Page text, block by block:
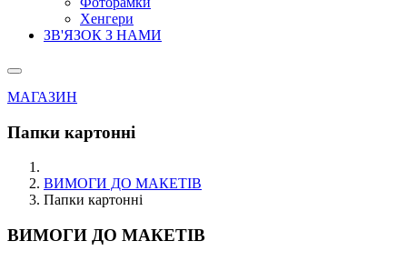
Хенгери
ЗВ'ЯЗОК З НАМИ
МАГАЗИН
Папки картонні
ВИМОГИ ДО МАКЕТІВ
Папки картонні
ВИМОГИ ДО МАКЕТІВ